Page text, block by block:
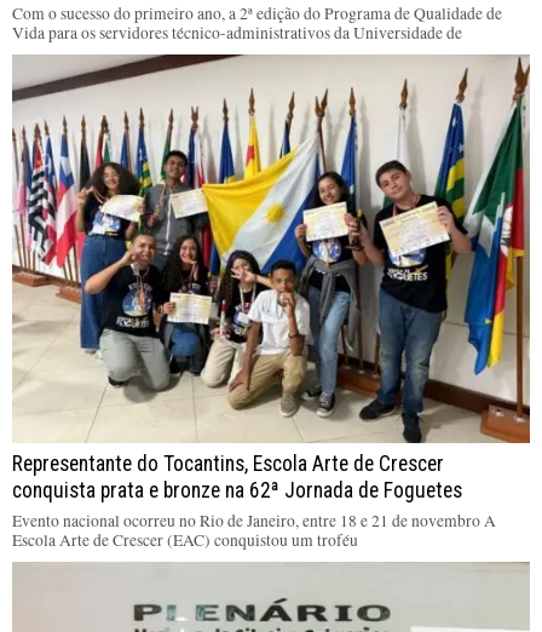
Com o sucesso do primeiro ano, a 2ª edição do Programa de Qualidade de
Vida para os servidores técnico-administrativos da Universidade de
Representante do Tocantins, Escola Arte de Crescer
conquista prata e bronze na 62ª Jornada de Foguetes
Evento nacional ocorreu no Rio de Janeiro, entre 18 e 21 de novembro A
Escola Arte de Crescer (EAC) conquistou um troféu